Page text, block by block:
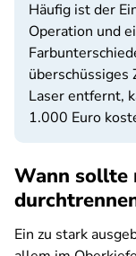
Häufig ist der
Operation und
überschüssiges
Laser entfernt,
1.000 Euro
Wann sollte
Ein zu stark